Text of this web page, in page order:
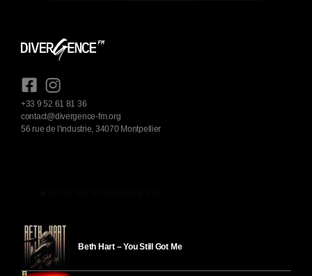
+33 9 52 61 81 36
contact@divergence-fm.org
56 rue de l'industrie, 34070 Montpellier
Beth Hart – You Still Got Me